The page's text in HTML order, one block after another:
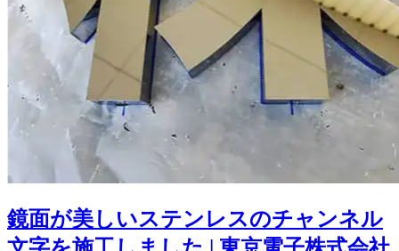
鏡面が美しいステンレスのチャンネル